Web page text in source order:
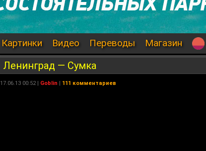
Картинки Видео Переводы Магазин
Ленинград — Сумка
17.06.13 00:52 | Goblin | 111 комментариев